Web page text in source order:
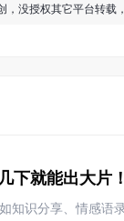
没授权其它平台转载
下就能出大片！
知识分享、情感语